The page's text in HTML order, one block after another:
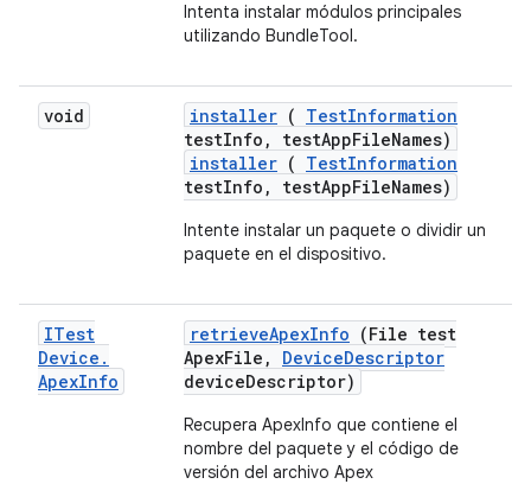
Intenta instalar módulos principales
utilizando BundleTool.
void installer ( TestInformation
testInfo , testAppFileNames)
installer ( TestInformation
testInfo, testAppFileNames)
Intente instalar un paquete o dividir un
paquete en el dispositivo.
ITest
Device .
ApexInfo
retrieveApexInfo (File test
ApexFile , DeviceDescriptor
deviceDescriptor)
Recupera ApexInfo que contiene el
nombre del paquete y el código de
versión del archivo Apex